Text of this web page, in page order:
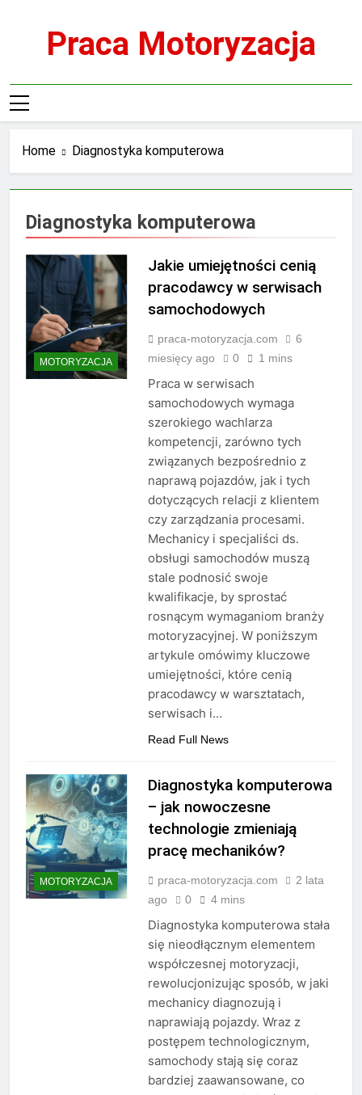
Praca Motoryzacja
Home Diagnostyka komputerowa
Diagnostyka komputerowa
MOTORYZACJA
Jakie umiejętności cenią
pracodawcy w serwisach
samochodowych
praca-motoryzacja.com
6
miesięcy ago
0 1 mins
Praca w serwisach
samochodowych wymaga
szerokiego wachlarza
kompetencji, zarówno tych
związanych bezpośrednio z
naprawą pojazdów, jak i tych
dotyczących relacji z klientem
czy zarządzania procesami.
Mechanicy i specjaliści ds.
obsługi samochodów muszą
stale podnosić swoje
kwalifikacje, by sprostać
rosnącym wymaganiom branży
motoryzacyjnej. W poniższym
artykule omówimy kluczowe
umiejętności, które cenią
pracodawcy w warsztatach,
serwisach i…
Read Full News
MOTORYZACJA
Diagnostyka komputerowa
– jak nowoczesne
technologie zmieniają
pracę mechaników?
praca-motoryzacja.com
2 lata
ago
0 4 mins
Diagnostyka komputerowa stała
się nieodłącznym elementem
współczesnej motoryzacji,
rewolucjonizując sposób, w jaki
mechanicy diagnozują i
naprawiają pojazdy. Wraz z
postępem technologicznym,
samochody stają się coraz
bardziej zaawansowane, co